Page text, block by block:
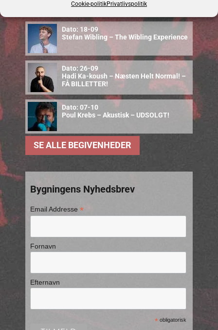
Cookie-politikPrivatlivspolitik
Dato: 18-09
Stefan Wibling – The Wibling Experience
Dato: 26-09
Hadi Ka-koush – Næsten Helt Normal! –
FÅ BILLETTER!
Dato: 07-10
Poul Krebs – Akustisk – UDSOLGT!
SE ALLE BEGIVENHEDER
Bygningens Nyhedsbrev
Email Addresse*
Fornavn
Efternavn
* obligatorisk